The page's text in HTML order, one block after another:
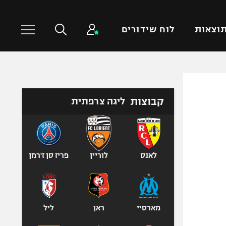
תוצאות לוח שידורים
טניס
כדוריד
כדורעף
שחייה
אגרוף
ספורט אולימפי
קבוצות ליגה צרפתית
לאנס לוריין פריז סן ז'רמן
מארסיי ראן ליל